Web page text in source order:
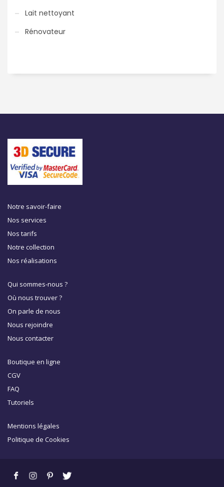
Lait nettoyant
Rénovateur
Notre savoir-faire
Nos services
Nos tarifs
Notre collection
Nos réalisations
Qui sommes-nous ?
Où nous trouver ?
On parle de nous
Nous rejoindre
Nous contacter
Boutique en ligne
CGV
FAQ
Tutoriels
Mentions légales
Politique de Cookies